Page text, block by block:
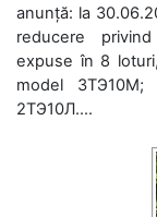
anunță: la
reducere
expuse în 8
model
2ТЭ10Л....